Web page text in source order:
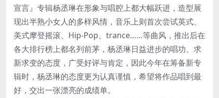
宣言』专辑杨丞琳在形象与唱腔上都大幅跃进，造型展
现出半熟小女人的多样风情，音乐上则首次尝试英式、
美式摩登摇滚、Hip-Pop、trance……等曲风，推出后在
各大排行榜上都名列前茅，杨丞琳日益进步的唱功、求
新求变的态度，广受好评与肯定，因此今年在筹备新专
辑时，杨丞琳的态度更为认真谨慎，希望将作品唱到最
好，交出一张漂亮的成绩单。